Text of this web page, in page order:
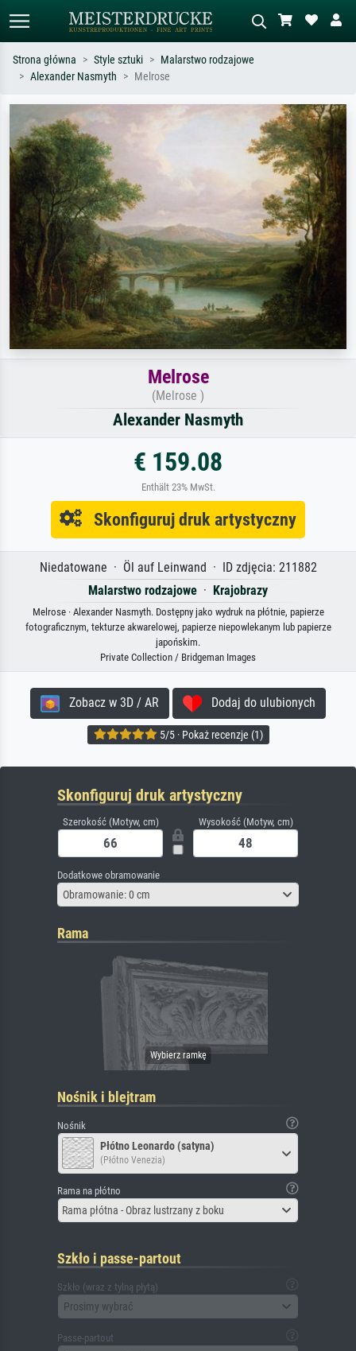
Szukaj wg artysty, tytułu lub stylu – np.
Monet, Gwiaździsta noc,
impresjonizm, fala Hokusaia, akt.
Opisz scenę – np. zielona łąka,
abstrakcja z czerwienią, ciemny olej,
stojący akt obok drzewa.
Strona główna Style sztuki
Malarstwo rodzajowe
Alexander Nasmyth
Melrose
Melrose
(Melrose )
Alexander Nasmyth
€ 159.08
Enthält 23% MwSt.
Skonfiguruj druk artystyczny
Niedatowane · Öl auf Leinwand · ID zdjęcia: 211882
Malarstwo rodzajowe · Krajobrazy
Melrose · Alexander Nasmyth. Dostępny jako wydruk na płótnie, papierze
fotograficznym, tekturze akwarelowej, papierze niepowlekanym lub papierze
japońskim.
Private Collection / Bridgeman Images
Zobacz w 3D / AR Dodaj do ulubionych
5/5 · Pokaż recenzje (1)
Skonfiguruj druk artystyczny
Szerokość (Motyw, cm) Wysokość (Motyw, cm)
Dodatkowe obramowanie
Obramowanie: 0 cm
Rama
Nośnik i blejtram
Nośnik
Płótno Leonardo (satyna)
(Płótno Venezia)
Rama na płótno
Rama płótna - Obraz lustrzany z boku
Szkło i passe-partout
Szkło (wraz z tylną płytą)
Prosimy wybrać
Passe-partout